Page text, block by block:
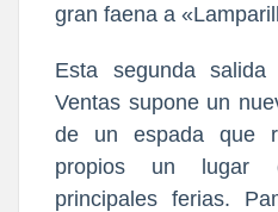
gran faena a
Esta segunda
Ventas supone un
de un espada que
propios un lugar
principales ferias.